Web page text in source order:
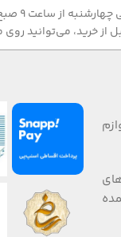
از خرید، می‌توانید
عمده